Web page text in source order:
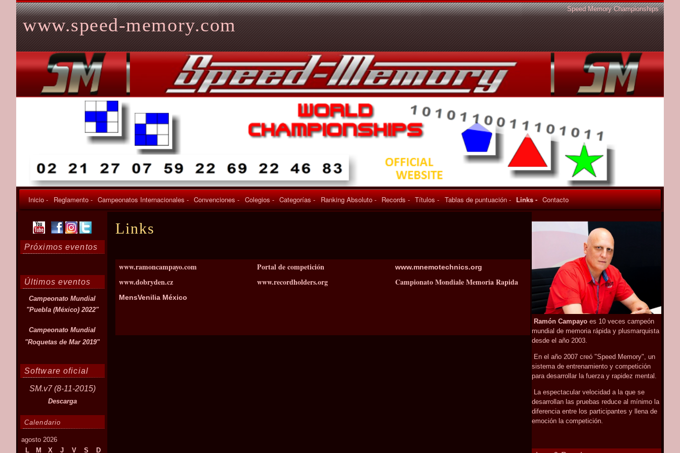
Skip to content
www.speed-memory.com
Speed Memory Championships
Inicio - Reglamento - Campeonatos Internacionales - Convenciones - Colegios - Categorías - Ranking Absoluto - Records - Títulos - Tablas de puntuación - Links - Contacto
Links
www.ramoncampayo.com Portal de competición www.mnemotechnics.org
www.dobryden.cz www.recordholders.org Campionato Mondiale Memoria Rapida
MensVenilia México
Ramón Campayo es 10 veces campeón
mundial de memoria rápida y plusmarquista
desde el año 2003.
En el año 2007 creó "Speed Memory", un
sistema de entrenamiento y competición
para desarrollar la fuerza y rapidez mental.
La espectacular velocidad a la que se
desarrollan las pruebas reduce al mínimo la
diferencia entre los participantes y llena de
emoción la competición.
Próximos eventos
Últimos eventos
Campeonato Mundial
"Puebla (México) 2022"
Campeonato Mundial
"Roquetas de Mar 2019"
Software oficial
SM.v7 (8-11-2015)
Descarga
Calendario
agosto 2026
L
M X J V S D